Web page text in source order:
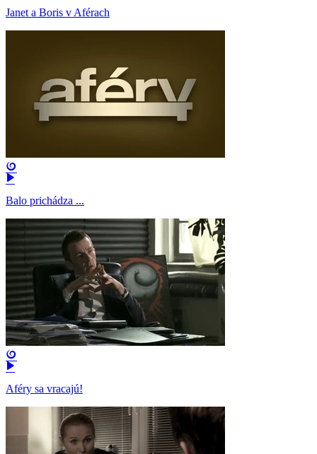
Janet a Boris v Aférach
Balo prichádza ...
Aféry sa vracajú!